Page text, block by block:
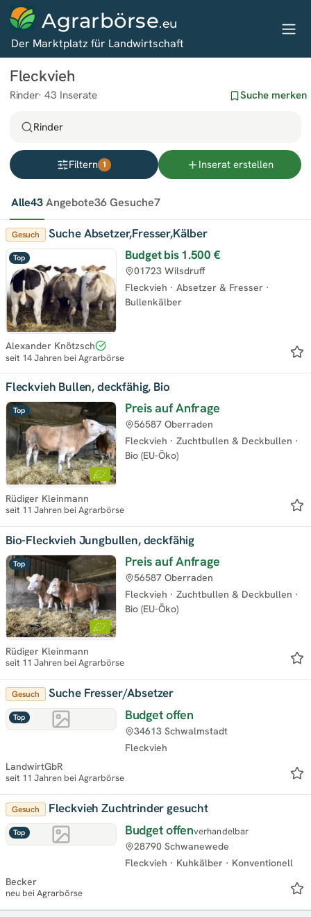
Agrarbörse.eu
Der Marktplatz für Landwirtschaft
Fleckvieh
Rinder 43 Inserate Suche merken
Rinder
Filtern 1 Inserat erstellen
Alle43Angebote36Gesuche7
Top
Gesuch
Suche Absetzer,Fresser,Kälber
Budget bis1.500 €
Fleckvieh · Absetzer & Fresser ·
Bullenkälber
01723 Wilsdruff
Alexander Knötzsch
seit 14 Jahren bei Agrarbörse
Top
Fleckvieh Bullen, deckfähig, Bio
Preis auf Anfrage
Fleckvieh · Zuchtbullen & Deckbullen ·
Bio (EU-Öko)
56587 Oberraden
Rüdiger Kleinmann
seit 11 Jahren bei Agrarbörse
Top
Bio-Fleckvieh Jungbullen, deckfähig
Preis auf Anfrage
Fleckvieh · Zuchtbullen & Deckbullen ·
Bio (EU-Öko)
56587 Oberraden
Rüdiger Kleinmann
seit 11 Jahren bei Agrarbörse
Top
Gesuch Suche Fresser/Absetzer
Budget offen
Fleckvieh
34613 Schwalmstadt
LandwirtGbR
seit 11 Jahren bei Agrarbörse
Top
Gesuch Fleckvieh Zuchtrinder gesucht
Budget offenverhandelbar
Fleckvieh · Kuhkälber · Konventionell
28790 Schwanewede
Becker
neu bei Agrarbörse